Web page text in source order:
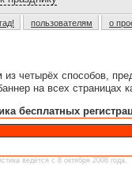
пользователям о
из четырёх способов,
на всех страницах
бесплатных
ведётся с 8 октября 2008 года.